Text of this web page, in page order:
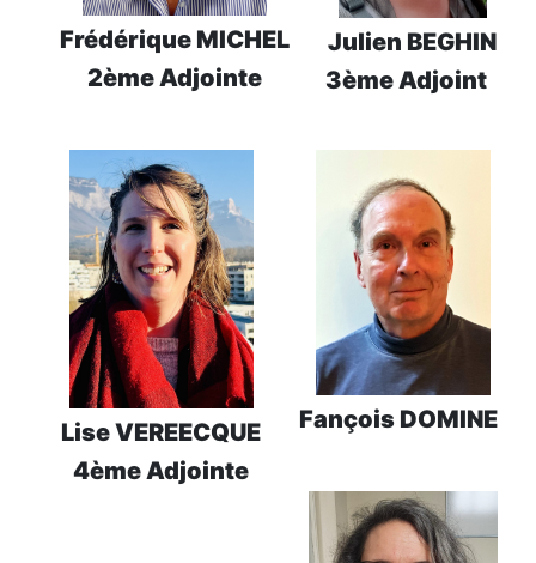
Frédérique MICHEL
2ème Adjointe
Julien BEGHIN
3ème Adjoint
Lise VEREECQUE
4ème Adjointe
Fançois DOMINE